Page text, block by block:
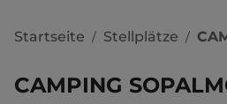
Startseite / Stellplätze /
CAMPING